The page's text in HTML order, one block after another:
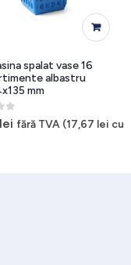
spalat vase 16
albastru
mm
lei fără TVA (17,67 lei cu